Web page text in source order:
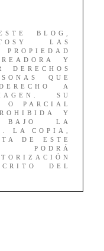
BLOG,
LAS
Y
DERECHOS
QUE
A
SU
O PARCIAL
Y
BAJO LA
LA COPIA,
DE ESTE
PODRÁ
DEL